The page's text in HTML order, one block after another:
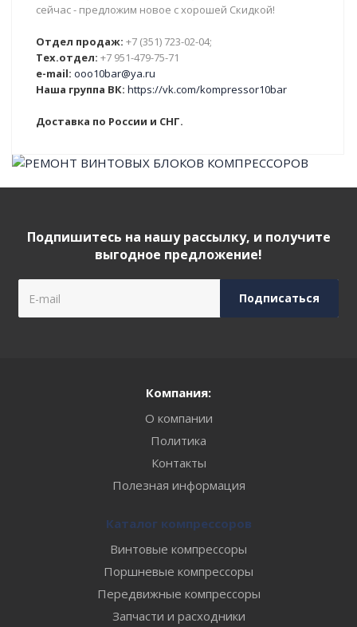
сейчас - предложим новое с хорошей Скидкой!
Отдел продаж: +7 (351) 723-02-04;
Тех.отдел: +7 951-479-75-71
e-mail: ooo10bar@ya.ru
Наша группа ВК: https://vk.com/kompressor10bar
Доставка по России и СНГ.
Подпишитесь на нашу рассылку, и получите
выгодное предложение!
Компания:
О компании
Политика
Контакты
Полезная информация
Каталог компрессоров
Винтовые компрессоры
Поршневые компрессоры
Передвижные компрессоры
Запчасти и расходники